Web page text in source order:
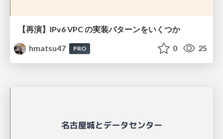
【再演】IPv6 VPC の実装パターンをいくつか
hmatsu47
PRO 0 25